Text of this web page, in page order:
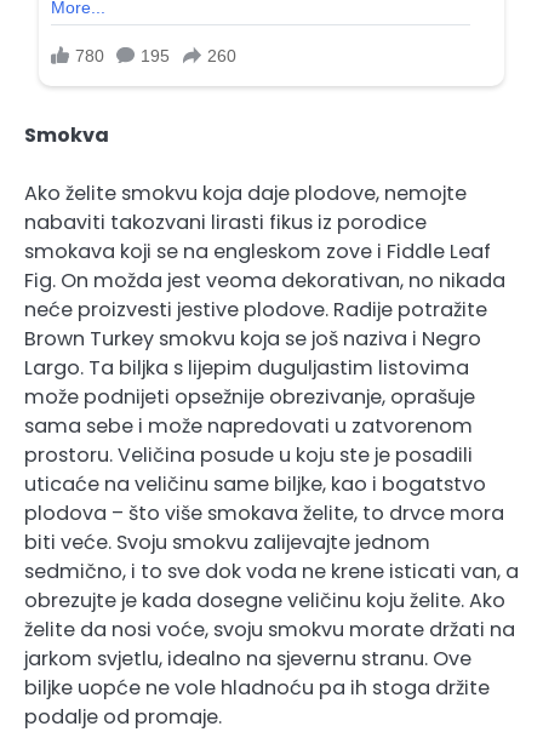
Smokva
Ako želite smokvu koja daje plodove, nemojte
nabaviti takozvani lirasti fikus iz porodice
smokava koji se na engleskom zove i Fiddle Leaf
Fig. On možda jest veoma dekorativan, no nikada
neće proizvesti jestive plodove. Radije potražite
Brown Turkey smokvu koja se još naziva i Negro
Largo. Ta biljka s lijepim duguljastim listovima
može podnijeti opsežnije obrezivanje, oprašuje
sama sebe i može napredovati u zatvorenom
prostoru. Veličina posude u koju ste je posadili
uticaće na veličinu same biljke, kao i bogatstvo
plodova – što više smokava želite, to drvce mora
biti veće. Svoju smokvu zalijevajte jednom
sedmično, i to sve dok voda ne krene isticati van, a
obrezujte je kada dosegne veličinu koju želite. Ako
želite da nosi voće, svoju smokvu morate držati na
jarkom svjetlu, idealno na sjevernu stranu. Ove
biljke uopće ne vole hladnoću pa ih stoga držite
podalje od promaje.